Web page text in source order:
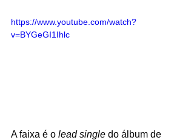
https://www.youtube.com/watch?
v=BYGeGI1Ihlc
A faixa é o lead single do álbum de